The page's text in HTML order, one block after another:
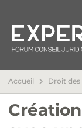
Accueil Droit des